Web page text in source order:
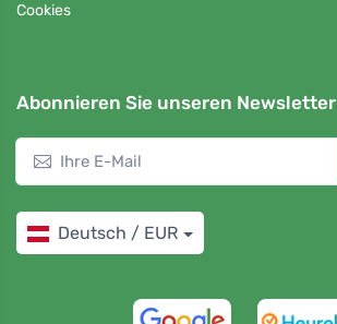
Cookies
Abonnieren Sie unseren Newsletter
Deutsch / EUR